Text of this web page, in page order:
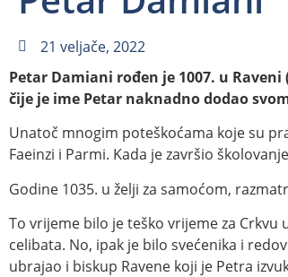
21 veljače, 2022
Petar Damiani rođen je 1007. u
čije je ime Petar naknadno dodao
Unatoč mnogim poteškoćama koje su
Faeinzi i Parmi. Kada je završio
Godine 1035. u želji za samoćom,
To vrijeme bilo je teško vrijeme za
celibata. No, ipak je bilo svećenika i
ubrajao i biskup Ravene koji je Petra